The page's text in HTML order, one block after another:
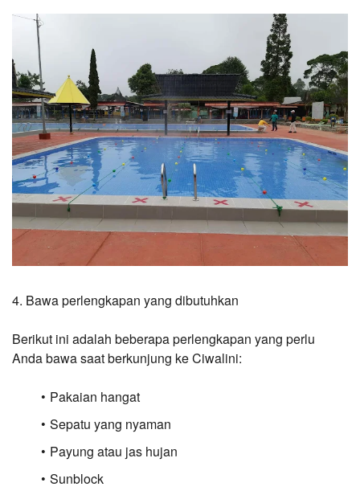
4. Bawa perlengkapan yang dibutuhkan
Berikut ini adalah beberapa perlengkapan yang perlu
Anda bawa saat berkunjung ke Ciwalini:
Pakaian hangat
Sepatu yang nyaman
Payung atau jas hujan
Sunblock